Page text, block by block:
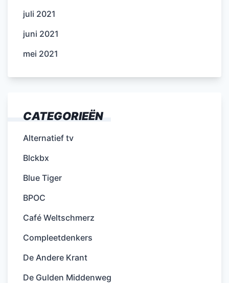
juli 2021
juni 2021
mei 2021
CATEGORIEËN
Alternatief tv
Blckbx
Blue Tiger
BPOC
Café Weltschmerz
Compleetdenkers
De Andere Krant
De Gulden Middenweg